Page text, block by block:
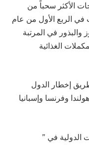
الأكثر سحباً من
عملية سحب في الربع الأول من عام
والبذور في المرتبة
الغذائية
إخطار الدول
وفرنسا وإسبانيا
في ”